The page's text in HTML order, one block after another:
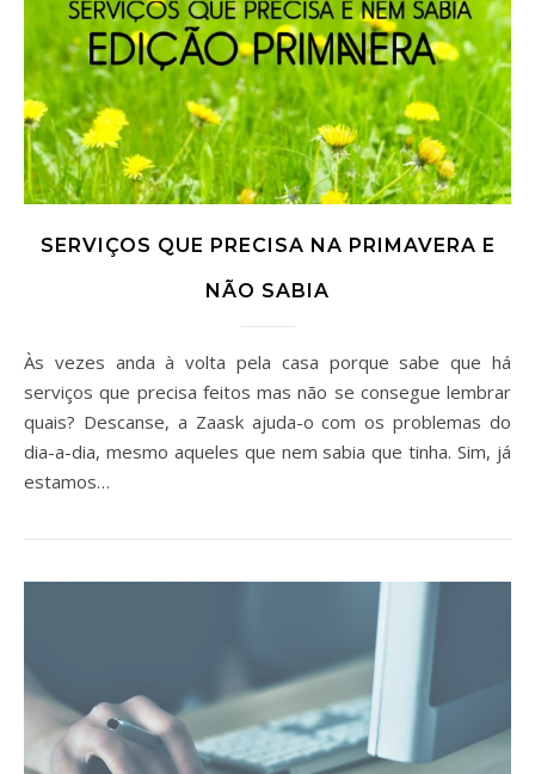
SERVIÇOS QUE PRECISA NA PRIMAVERA E
NÃO SABIA
Às vezes anda à volta pela casa porque sabe que há
serviços que precisa feitos mas não se consegue lembrar
quais? Descanse, a Zaask ajuda-o com os problemas do
dia-a-dia, mesmo aqueles que nem sabia que tinha. Sim, já
estamos…